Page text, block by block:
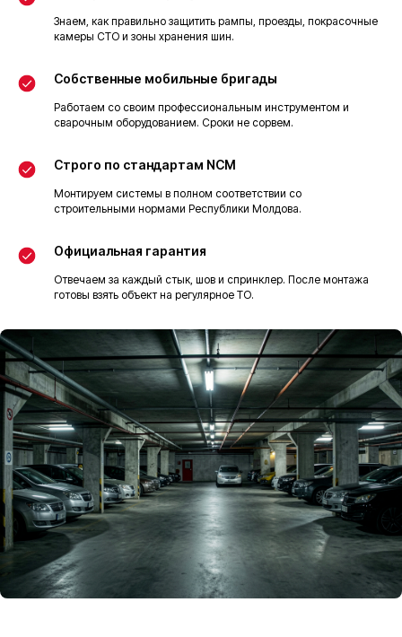
Знаем, как правильно защитить рампы, проезды, покрасочные
камеры СТО и зоны хранения шин.
Собственные мобильные бригады
Работаем со своим профессиональным инструментом и
сварочным оборудованием. Сроки не сорвем.
Строго по стандартам NCM
Монтируем системы в полном соответствии со
строительными нормами Республики Молдова.
Официальная гарантия
Отвечаем за каждый стык, шов и спринклер. После монтажа
готовы взять объект на регулярное ТО.
+373 79 188 237
fireprotection@udg.energy
+373 78 679 757